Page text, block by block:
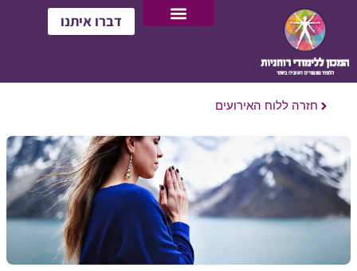
דברו איתנו
חזרה ללוח האירועים